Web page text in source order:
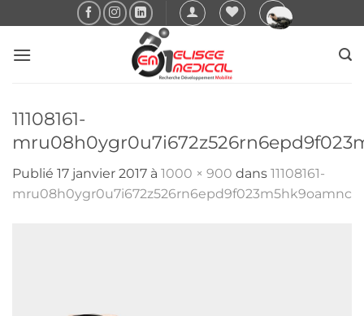
au
contenu
11108161-
Publié 17 janvier 2017 à 1000 × 900 dans 11108161-
mru08h0ygr0u7i672z526rn6epd9f023m5hk9oamnc